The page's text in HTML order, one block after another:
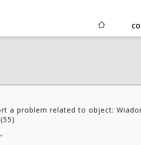
a problem related to object:
*